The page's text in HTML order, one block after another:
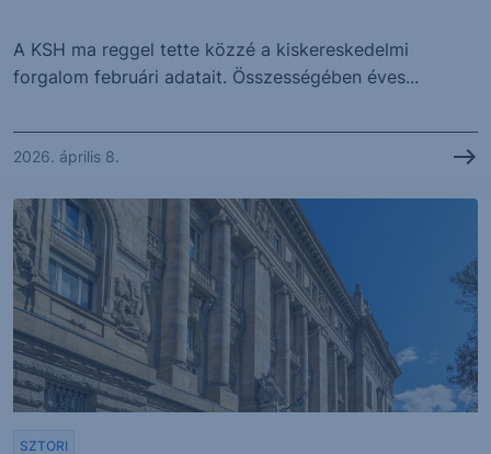
A KSH ma reggel tette közzé a kiskereskedelmi
forgalom februári adatait. Összességében éves...
2026. április 8.
SZTORI